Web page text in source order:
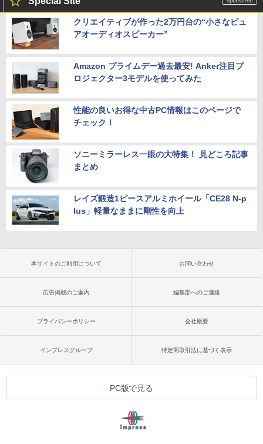
クリエイティブが作った2万円台の“小さなピュ
アオーディオスピーカー”
Amazon プライムデー過去最安! Anker注目プ
ロジェクター3モデルを使ってみた
性能の良いお得な中古PC情報はこのページで
チェック！
ソニーミラーレス一眼の大特集！ 見どころ記事
まとめ
レイズ鍛造1ピースアルミホイール「CE28 N-p
lus」軽量なままに剛性を向上
本サイトのご利用について お問い合わせ
広告掲載のご案内 編集部へのご連絡
プライバシーポリシー 会社概要
インプレスグループ 特定商取引法に基づく表示
PC版で見る